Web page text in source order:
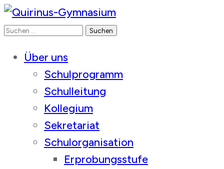
Quirinus-Gymnasium
Suchen
Über uns
Schulprogramm
Schulleitung
Kollegium
Sekretariat
Schulorganisation
Erprobungsstufe